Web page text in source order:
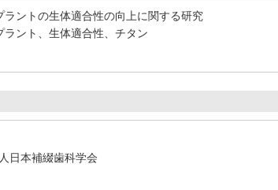
ラントの生体適合性の向上に関する研究
ラント、生体適合性、チタン
日本補綴歯科学会